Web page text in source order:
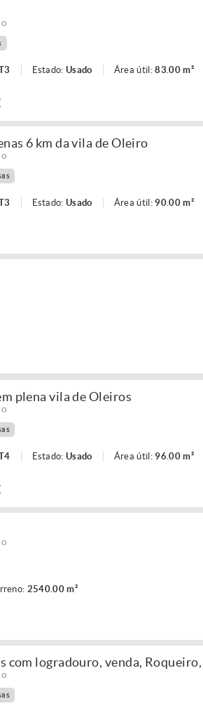
Estado:Usado Área útil:83.00 m²
6 km da vila de Oleiro
Estado:Usado Área útil: 90.00 m²
plena vila de Oleiros
Estado:Usado Área útil: 96.00 m²
2540.00 m²
com logradouro, venda,